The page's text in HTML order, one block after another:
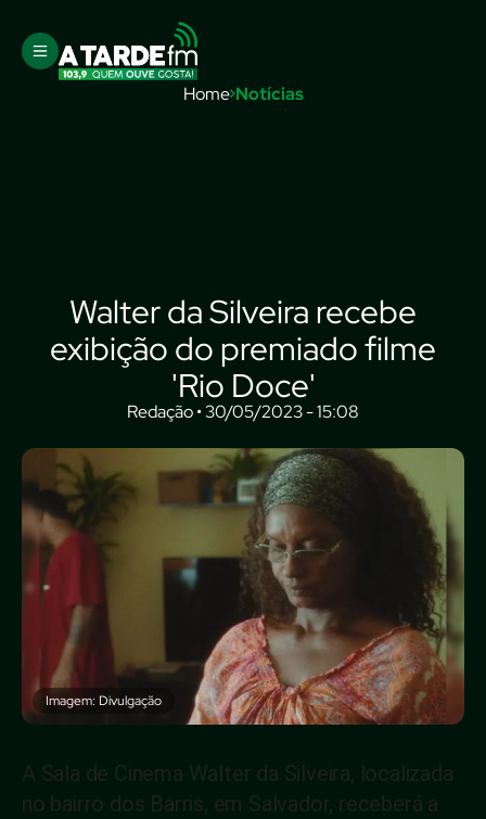
Home Notícias
Walter da Silveira recebe
exibição do premiado filme
'Rio Doce'
Redação • 30/05/2023 - 15:08
Imagem: Divulgação
A Sala de Cinema Walter da Silveira, localizada
no bairro dos Barris, em Salvador, receberá a